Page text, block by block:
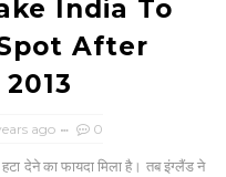
India To
After
ago 0
देने का फायदा मिला है। तब इंग्लैंड ने